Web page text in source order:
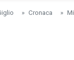
Cronaca